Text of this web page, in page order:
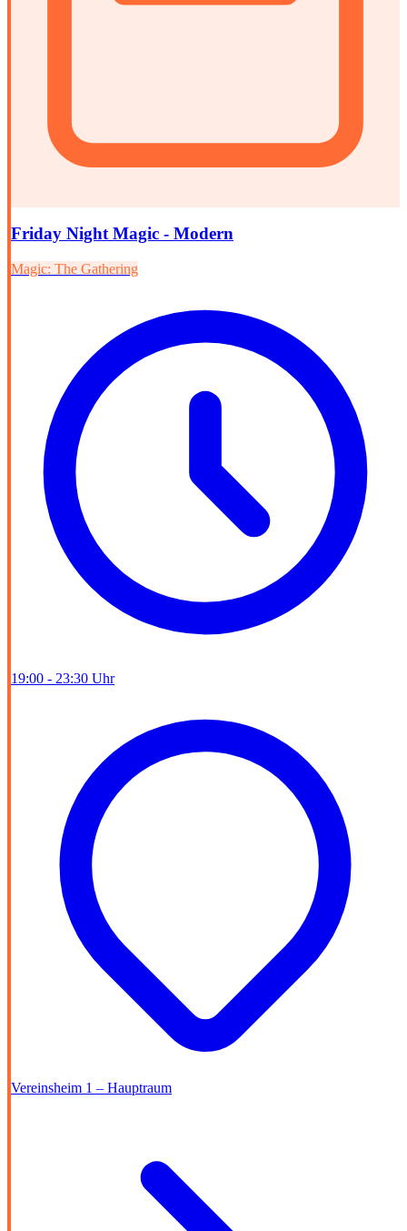
Friday Night Magic - Modern
Magic: The Gathering
19:00 - 23:30 Uhr
Vereinsheim 1 – Hauptraum